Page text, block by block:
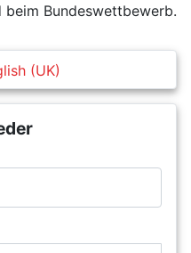
Bundeswettbewerb.